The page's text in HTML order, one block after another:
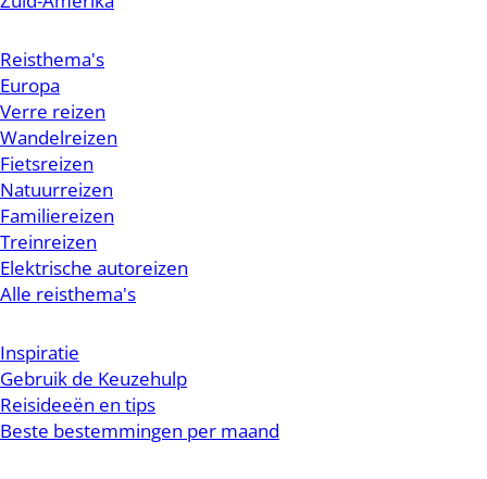
Reisthema's
Europa
Verre reizen
Wandelreizen
Fietsreizen
Natuurreizen
Familiereizen
Treinreizen
Elektrische autoreizen
Alle reisthema's
Inspiratie
Gebruik de Keuzehulp
Reisideeën en tips
Beste bestemmingen per maand